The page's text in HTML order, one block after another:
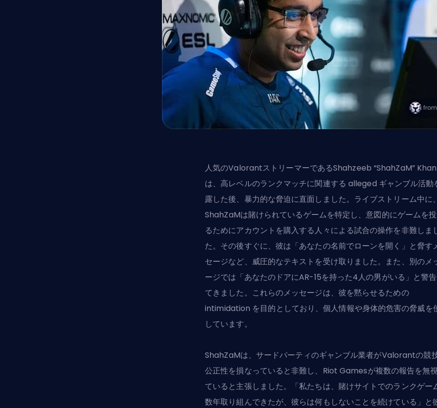
人気のValorantストリーマーであるShahzeeb “ShahZaM” Khan
は、高レベルのランクマッチに関連する alleged ギャンブル活動
露した後、暴力的な脅迫に直面しました。ライブストリーム中に
ShahZaMは賭けられているゲームを特定し、意図的にゲームを
るためにアカウントを購入する人々による試合の操作を非難しま
た。その後すぐに、彼は「あなたの名前でローンを開く」と脅す
セージなど、威圧的なテキストを受け取りました。また、別のメ
ージでは「あなたのドアにAR-15を持った4人の男がいる」と警
てきました。これらのメッセージは、彼を黙らせるための
intimidation を目的としており、個人情報や身体的危害の脅威を
しています。
ShahZaMは、サードパーティのギャンブル業者がValorantの競
公正性を損なっていると非難し、 Riot Gamesが複数の報告を無
ていると主張しました。「私たちは、賭けサイトでのランクゲー
数年取り組んできたが、彼らは何もしないことを続けている」と